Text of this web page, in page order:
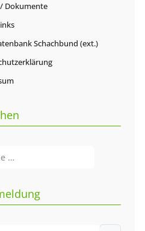
Dokumente
Schachbund (ext.)